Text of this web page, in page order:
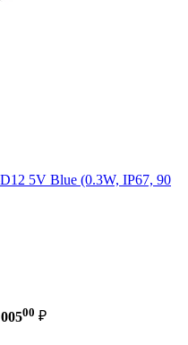
5V Blue (0.3W, IP67, 90
00 ₽